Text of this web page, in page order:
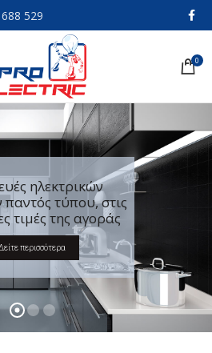
529
0
περισσότερα
ηλεκτρικών
τύπου, στις
τιμές της αγοράς